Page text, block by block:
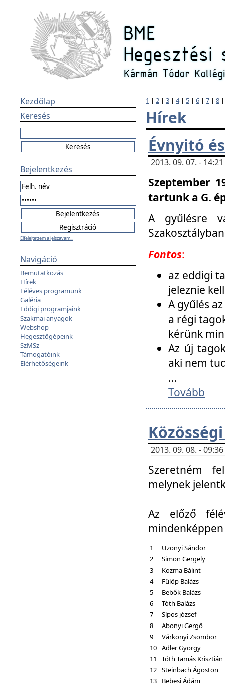
Kezdőlap
Keresés
Bejelentkezés
Elfelejtettem a jelszavam...
Navigáció
Bemutatkozás
Hírek
Féléves programunk
Galéria
Eddigi programjaink
Szakmai anyagok
Webshop
Hegesztőgépeink
SzMSz
Támogatóink
Elérhetőségeink
1 | 2 | 3 | 4| 5 | 6 | 7 | 8
Hírek
Évnyitó
2013. 09. 07. -
Szeptember
tartunk a G.
A gyűlésre
Fontos:
az eddigi
jeleznie
A gyűlés
a régi
kérünk
Az új
aki nem
...
Tovább
2013. 09. 08. -
Szeretném
melynek
Az előző
1
Uzonyi Sándor
2
Simon Gergely
3
Kozma Bálint
4
Fülöp Balázs
5
Bebők Balázs
6
Tóth Balázs
7
Sípos józsef
8
Abonyi Gergő
9
Várkonyi Zsombor
10 Adler György
11
Tóth Tamás Krisztián
12 Steinbach Ágoston
13
Bebesi Ádám